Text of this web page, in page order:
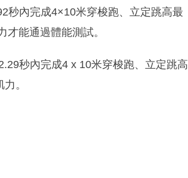
秒內完成4×10米穿梭跑、立定跳高最
能通過體能測試。
秒內完成4 x 10米穿梭跑、立定跳高
。